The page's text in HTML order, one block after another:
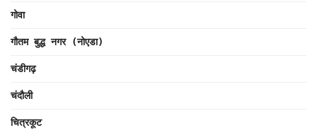
गोवा
गौतम बुद्ध नगर (नोएडा)
चंडीगढ़
चंदौली
चित्रकूट